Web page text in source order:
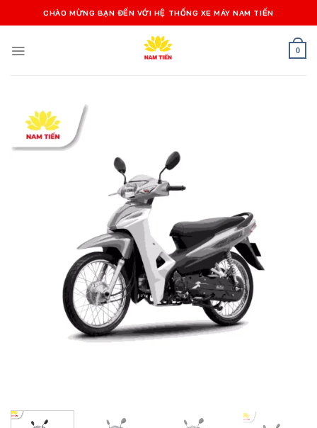
qua
dung
CHÀO MỪNG BẠN ĐẾN VỚI HỆ THỐNG XE MÁY NAM TIẾN
0